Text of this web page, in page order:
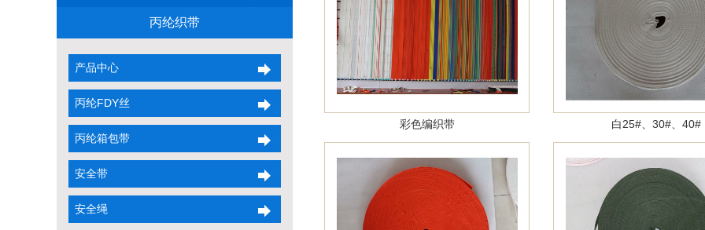
1
丙纶织带
产品中心
丙纶FDY丝
丙纶箱包带
安全带
安全绳
彩色编织带 白25#、30#、40#